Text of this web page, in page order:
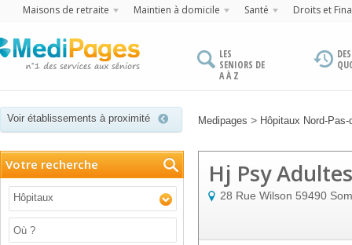
Maisons de retraite Maintien à domicile Santé Droits et
LES
SENIORS DE
A À Z
Voir établissements à proximité Medipages > Hôpitaux Nord-Pas-
Votre recherche
Hôpitaux
Hj Psy
28 Rue Wilson 59490